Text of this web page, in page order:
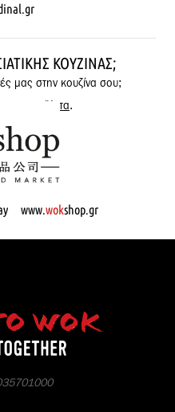
ΚΟΥΖΊΝΑΣ;
μας στην κουζίνα σου;
τα προϊόντα.
www.wokshop.gr